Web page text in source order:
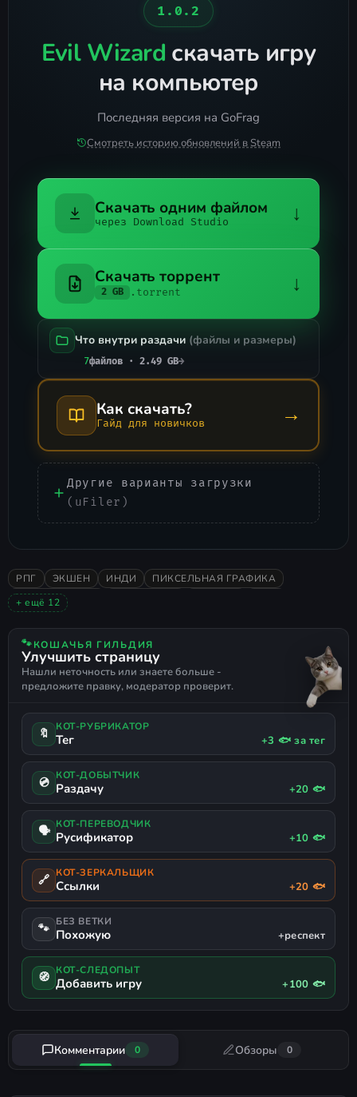
1.0.2
Evil Wizard скачать игру
на компьютер
Последняя версия на GoFrag
Смотреть историю обновлений в Steam
Скачать одним файлом
через Download Studio ↓
Скачать торрент
2 GB .torrent ↓
Что внутри раздачи (файлы и размеры)
7файлов · 2.49 GB→
Как скачать?
Гайд для новичков →
Другие варианты загрузки
(uFiler)
РПГ ЭКШЕН ИНДИ
ПИКСЕЛЬНАЯ ГРАФИКА
ПРИКЛЮЧЕНИЯ
СЮЖЕТНЫЕ ИГРЫ
DUNGEON CRAWLER
ЧЁРНЫЙ ЮМОР
ЗЛОДЕЙ-ПРОТАГОНИСТ
РУССКИЙ ЯЗЫК
ПОДДЕРЖКА ГЕЙМПАДА
+ ещё 12
🐾КОШАЧЬЯ ГИЛЬДИЯ
Улучшить страницу
Нашли неточность или знаете больше -
предложите правку, модератор проверит.
🔖 КОТ-РУБРИКАТОР
Тег +3 🐟 за тег
💿 КОТ-ДОБЫТЧИК
Раздачу +20 🐟
🗣 КОТ-ПЕРЕВОДЧИК
Русификатор +10 🐟
🔗 КОТ-ЗЕРКАЛЬЩИК
Ссылки +20 🐟
🐾 БЕЗ ВЕТКИ
Похожую +респект
🧭 КОТ-СЛЕДОПЫТ
Добавить игру +100 🐟
Комментарии 0 Обзоры 0